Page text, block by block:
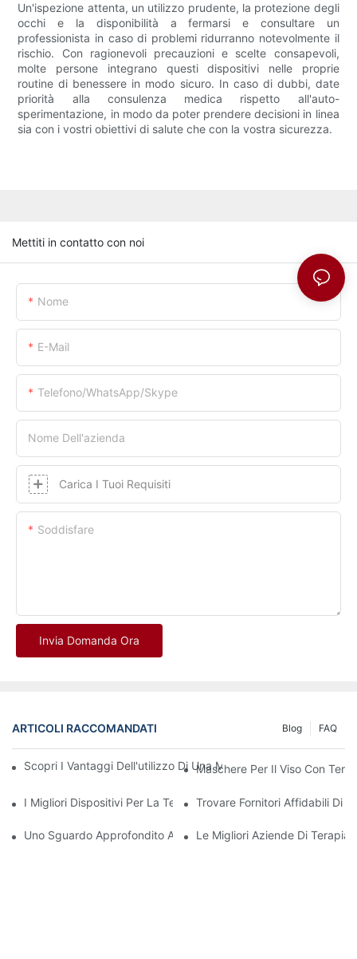
Un'ispezione attenta, un utilizzo prudente, la protezione degli
occhi e la disponibilità a fermarsi e consultare un
professionista in caso di problemi ridurranno notevolmente il
rischio. Con ragionevoli precauzioni e scelte consapevoli,
molte persone integrano questi dispositivi nelle proprie
routine di benessere in modo sicuro. In caso di dubbi, date
priorità alla consulenza medica rispetto all'auto-
sperimentazione, in modo da poter prendere decisioni in linea
sia con i vostri obiettivi di salute che con la vostra sicurezza.
Mettiti in contatto con noi
Nome
E-Mail
Telefono/whatsApp/skype
Nome Dell'azienda
Carica I Tuoi Requisiti
Soddisfare
Invia Domanda Ora
ARTICOLI RACCOMANDATI FAQ
Blog
Scopri I Vantaggi Dell'utilizzo Di Una Maschera Per La Terapia
Maschere Per Il Viso Con
I Migliori Dispositivi Per La Terapia A Luce Rossa E Infrarossi
Trovare Fornitori Affidabili Di
Uno Sguardo Approfondito Ai Benefici Della Terapia Con Luce
Le Migliori Aziende Di Terapia